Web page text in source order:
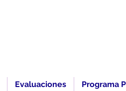
Evaluaciones Programa